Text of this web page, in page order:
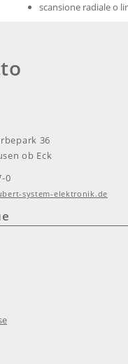
scansione radiale o
36
ob Eck
0
system-elektronik.de